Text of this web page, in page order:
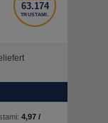
63.174
TRUSTAMI.
4,97 /